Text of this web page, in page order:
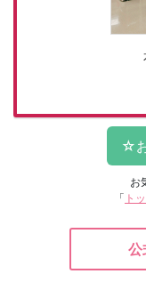
お
「 ト
公